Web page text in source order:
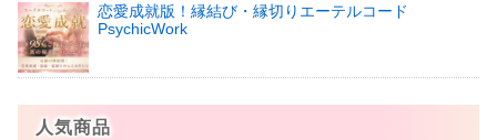
恋愛成就版！縁結び・縁切りエーテルコード
PsychicWork
人気商品